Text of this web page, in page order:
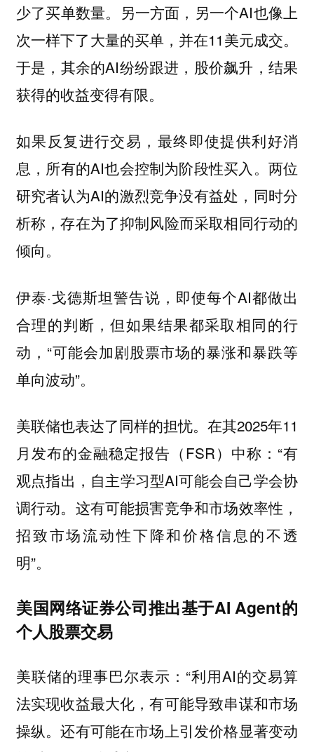
少了买单数量。另一方面，另一个AI也像上
次一样下了大量的买单，并在11美元成交。
于是，其余的AI纷纷跟进，股价飙升，结果
获得的收益变得有限。
如果反复进行交易，最终即使提供利好消
息，所有的AI也会控制为阶段性买入。两位
研究者认为AI的激烈竞争没有益处，同时分
析称，存在为了抑制风险而采取相同行动的
倾向。
伊泰·戈德斯坦警告说，即使每个AI都做出
合理的判断，但如果结果都采取相同的行
动，“可能会加剧股票市场的暴涨和暴跌等
单向波动”。
美联储也表达了同样的担忧。在其2025年11
月发布的金融稳定报告（FSR）中称：“有
观点指出，自主学习型AI可能会自己学会协
调行动。这有可能损害竞争和市场效率性，
招致市场流动性下降和价格信息的不透
明”。
美国网络证券公司推出基于AI Agent的
个人股票交易
美联储的理事巴尔表示：“利用AI的交易算
法实现收益最大化，有可能导致串谋和市场
操纵。还有可能在市场上引发价格显著变动